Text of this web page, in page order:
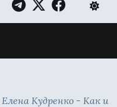
Елена Кудренко - Как и